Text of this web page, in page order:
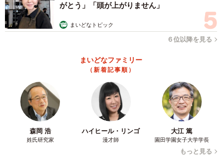
がとう」「頭が上がりません」
まいどなトピック
６位以降を見る
まいどなファミリー
（新着記事順）
森岡 浩
姓氏研究家
ハイヒール・リンゴ
漫才師
大江 篤
園田学園女子大学学長
もっと見る